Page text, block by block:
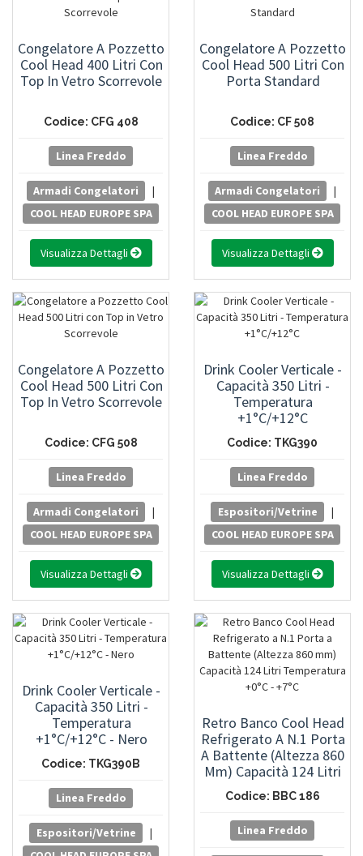
Congelatore A Pozzetto
Cool Head 400 Litri Con
Top In Vetro Scorrevole
Codice: CFG 408
Linea Freddo
Armadi Congelatori
|
COOL HEAD EUROPE SPA
Visualizza Dettagli
Congelatore A Pozzetto
Cool Head 500 Litri Con
Porta Standard
Codice: CF 508
Linea Freddo
Armadi Congelatori
|
COOL HEAD EUROPE SPA
Visualizza Dettagli
Congelatore A Pozzetto
Cool Head 500 Litri Con
Top In Vetro Scorrevole
Codice: CFG 508
Linea Freddo
Armadi Congelatori
|
COOL HEAD EUROPE SPA
Visualizza Dettagli
Drink Cooler Verticale -
Capacità 350 Litri -
Temperatura
+1°C/+12°C
Codice: TKG390
Linea Freddo
Espositori/Vetrine
|
COOL HEAD EUROPE SPA
Visualizza Dettagli
Drink Cooler Verticale -
Capacità 350 Litri -
Temperatura
+1°C/+12°C - Nero
Codice: TKG390B
Linea Freddo
Espositori/Vetrine
|
Retro Banco Cool Head
Refrigerato A N.1 Porta
A Battente (Altezza 860
Mm) Capacità 124 Litri
Temperatura +0°C -
+7°C
Codice: BBC 186
Linea Freddo